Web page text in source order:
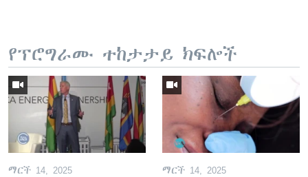
የፕሮግራሙ ተከታታይ ክፍሎች
ማርች 14, 2025 ማርች 14, 2025